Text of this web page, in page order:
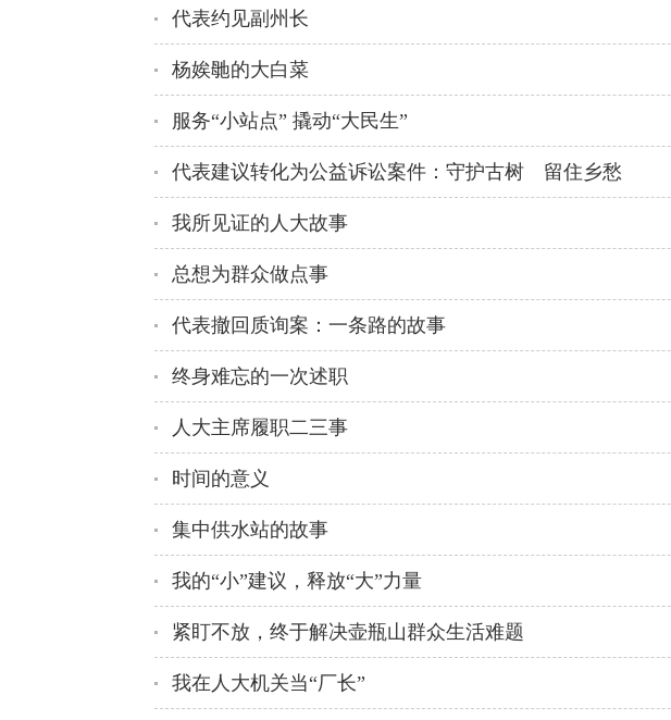
代表约见副州长
杨娭毑的大白菜
服务“小站点” 撬动“大民生”
代表建议转化为公益诉讼案件：守护古树 留住乡愁
我所见证的人大故事
总想为群众做点事
代表撤回质询案：一条路的故事
终身难忘的一次述职
人大主席履职二三事
时间的意义
集中供水站的故事
我的“小”建议，释放“大”力量
紧盯不放，终于解决壶瓶山群众生活难题
我在人大机关当“厂长”